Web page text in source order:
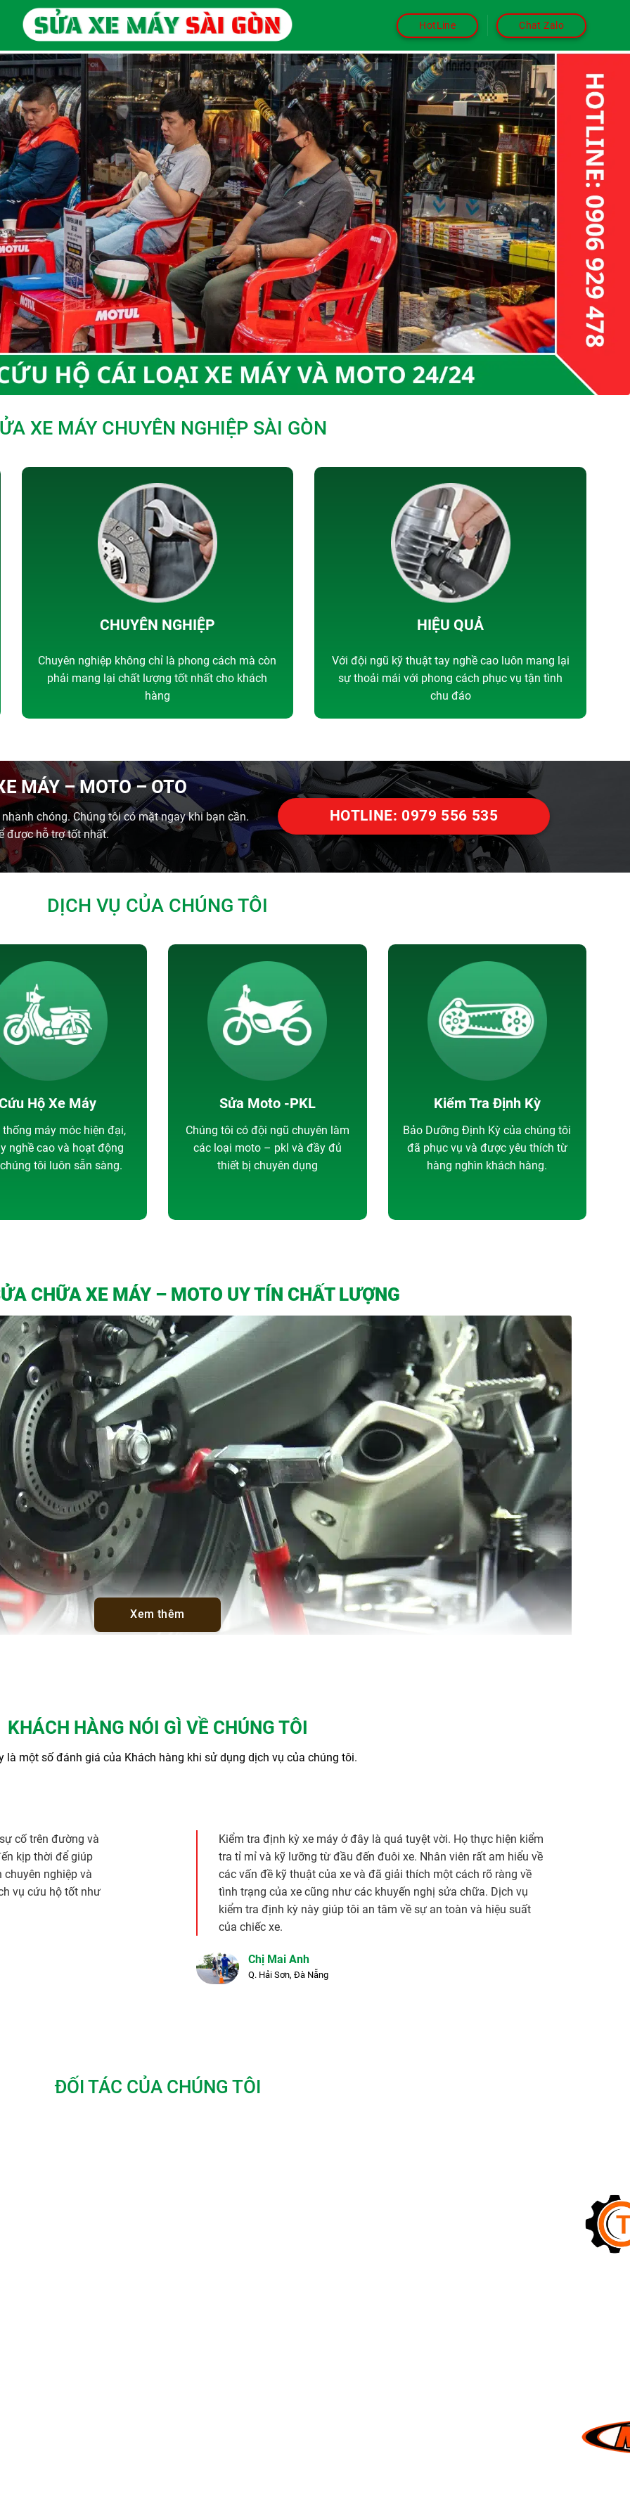
HotLine Chat Zalo
XE MÁY CHUYÊN NGHIỆP SÀI GÒN
CHUYÊN NGHIỆP
Chuyên nghiệp không chỉ là phong cách mà còn
phải mang lại chất lượng tốt nhất cho khách
hàng
HIỆU QUẢ
Với đội ngũ kỹ thuật tay nghề cao luôn mang lại
sự thoải mái với phong cách phục vụ tận tình
chu đáo
MÁY – MOTO – OTO
chóng. Chúng tôi có mặt ngay khi bạn cần.
được hỗ trợ tốt nhất.
HOTLINE: 0979 556 535
DỊCH VỤ CỦA CHÚNG TÔI
Hộ Xe Máy
thống máy móc hiện đại,
nghề cao và hoạt động
tôi luôn sẵn sàng.
Sửa Moto -PKL
Chúng tôi có đội ngũ chuyên làm
các loại moto – pkl và đầy đủ
thiết bị chuyên dụng
Kiểm Tra Định Kỳ
Bảo Dưỡng Định Kỳ của chúng tôi
đã phục vụ và được yêu thích từ
hàng nghìn khách hàng.
CHỮA XE MÁY – MOTO UY TÍN CHẤT LƯỢNG
sửa chữa xe máy tại Sài Gòn
? Hãy đến với chúng tôi – dịch vụ sửa xe máy hàng đầu trong khu vực, cam kết mang
có kinh nghiệm lâu năm trong lĩnh vựcsửa xe máy. Khả năng chẩn đoán nhanh chóng và sửa chữa hiệu quả là điều
giúp bảo vệ động cơ và tăng tuổi thọ cho xe của bạn.
xe của bạn sẽ được sửa chữa với những bộ phận có chất lượng cao nhất. Điều này giúp đảm bảo an toàn và
nghĩa với giá cao
hoặc sửa chữa cho chiếc xe của bạn. Chúng tôi sẽ đảm bảo rằng chiếc xe của bạn luôn ở trạng thái hoạt động
lượng và chuyên nghiệp!
Xem thêm
KHÁCH HÀNG NÓI GÌ VỀ CHÚNG TÔI
là một số đánh giá của Khách hàng khi sử dụng dịch vụ của chúng tôi.
cố trên đường và
kịp thời để giúp
nghiệp và
vụ cứu hộ tốt như
Kiểm tra định kỳ xe máy ở đây là quá tuyệt vời. Họ thực hiện kiểm
tra tỉ mỉ và kỹ lưỡng từ đầu đến đuôi xe. Nhân viên rất am hiểu về
các vấn đề kỹ thuật của xe và đã giải thích một cách rõ ràng về
tình trạng của xe cũng như các khuyến nghị sửa chữa. Dịch vụ
kiểm tra định kỳ này giúp tôi an tâm về sự an toàn và hiệu suất
của chiếc xe.
Chị Mai Anh
Q. Hải Sơn, Đà Nẵng
ĐỐI TÁC CỦA CHÚNG TÔI